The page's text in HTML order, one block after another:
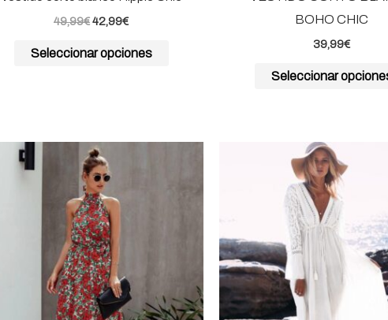
49,99€42,99€
Seleccionar opciones
BOHO CHIC
39,99€
Seleccionar
variantes.
opciones
se